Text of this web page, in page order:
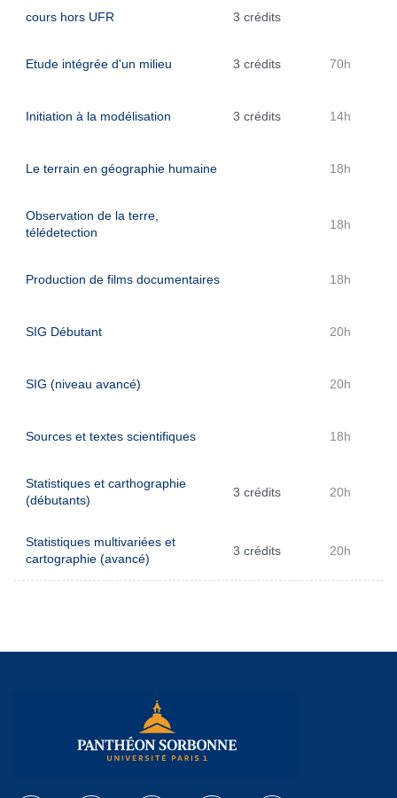
cours hors UFR 3 crédits
Etude intégrée d'un milieu 3 crédits 70h
Initiation à la modélisation 3 crédits 14h
Le terrain en géographie humaine 18h
Observation de la terre,
télédetection
18h
Production de films documentaires 18h
SIG Débutant 20h
SIG (niveau avancé) 20h
Sources et textes scientifiques 18h
Statistiques et carthographie
(débutants)
3 crédits 20h
Statistiques multivariées et
cartographie (avancé)
3 crédits 20h